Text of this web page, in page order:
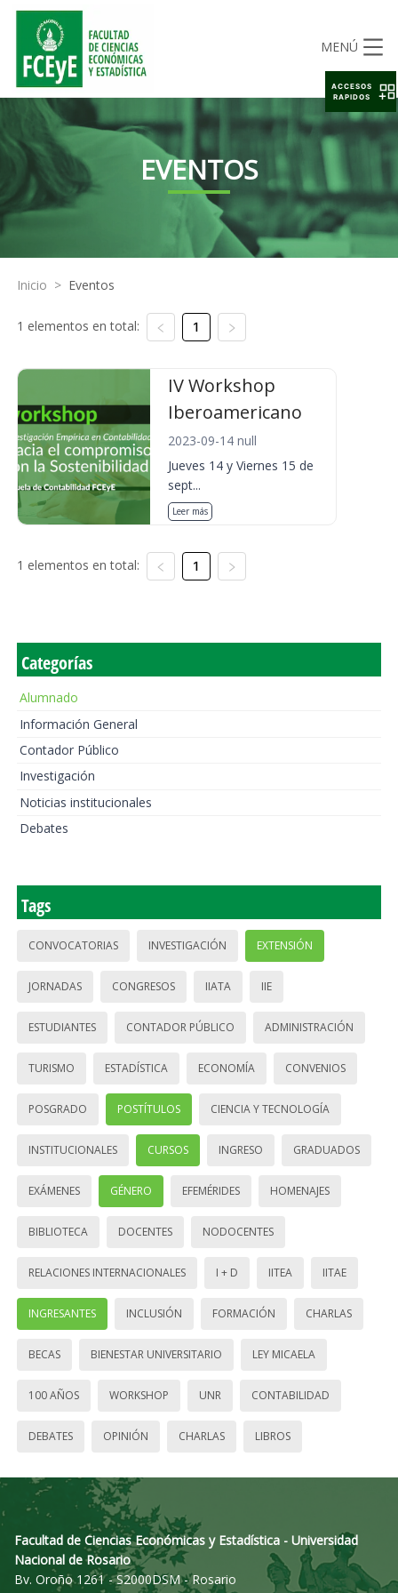
MENÚ
EVENTOS
Inicio > Eventos
1 elementos en total: 1
IV Workshop
Iberoamericano
2023-09-14 null
Jueves 14 y Viernes 15 de
sept...
Leer más
1 elementos en total: 1
Categorías
Alumnado
Información General
Contador Público
Investigación
Noticias institucionales
Debates
Tags
CONVOCATORIAS INVESTIGACIÓN EXTENSIÓN
JORNADAS CONGRESOS IIATA IIE
ESTUDIANTES CONTADOR PÚBLICO ADMINISTRACIÓN
TURISMO ESTADÍSTICA ECONOMÍA CONVENIOS
POSGRADO POSTÍTULOS CIENCIA Y TECNOLOGÍA
INSTITUCIONALES CURSOS INGRESO GRADUADOS
EXÁMENES GÉNERO EFEMÉRIDES HOMENAJES
BIBLIOTECA DOCENTES NODOCENTES
RELACIONES INTERNACIONALES I + D IITEA IITAE
INGRESANTES INCLUSIÓN FORMACIÓN CHARLAS
BECAS BIENESTAR UNIVERSITARIO LEY MICAELA
100 AÑOS WORKSHOP UNR CONTABILIDAD
DEBATES OPINIÓN CHARLAS LIBROS
Facultad de Ciencias Económicas y Estadística - Universidad
Nacional de Rosario
Bv. Oroño 1261 - S2000DSM - Rosario
ACCESOS
RAPIDOS